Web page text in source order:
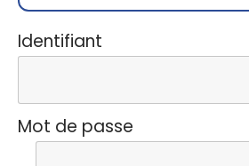
Identifiant
Mot de passe